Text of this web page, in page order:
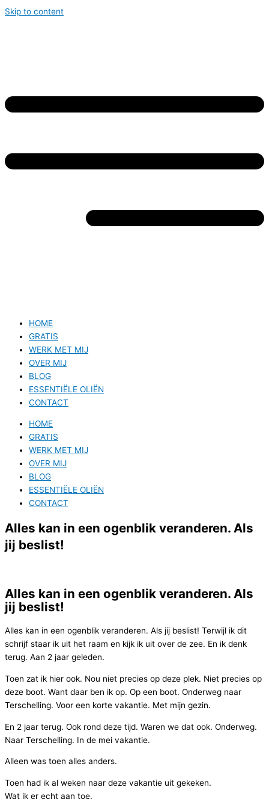
Skip to content
HOME
GRATIS
WERK MET MIJ
OVER MIJ
BLOG
ESSENTIËLE OLIËN
CONTACT
HOME
GRATIS
WERK MET MIJ
OVER MIJ
BLOG
ESSENTIËLE OLIËN
CONTACT
Alles kan in een ogenblik veranderen. Als
jij beslist!
Alles kan in een ogenblik veranderen. Als
jij beslist!
Alles kan in een ogenblik veranderen. Als jij beslist! Terwijl ik dit
schrijf staar ik uit het raam en kijk ik uit over de zee. En ik denk
terug. Aan 2 jaar geleden.
Toen zat ik hier ook. Nou niet precies op deze plek. Niet precies op
deze boot. Want daar ben ik op. Op een boot. Onderweg naar
Terschelling. Voor een korte vakantie. Met mijn gezin.
En 2 jaar terug. Ook rond deze tijd. Waren we dat ook. Onderweg.
Naar Terschelling. In de mei vakantie.
Alleen was toen alles anders.
Toen had ik al weken naar deze vakantie uit gekeken.
Wat ik er echt aan toe.